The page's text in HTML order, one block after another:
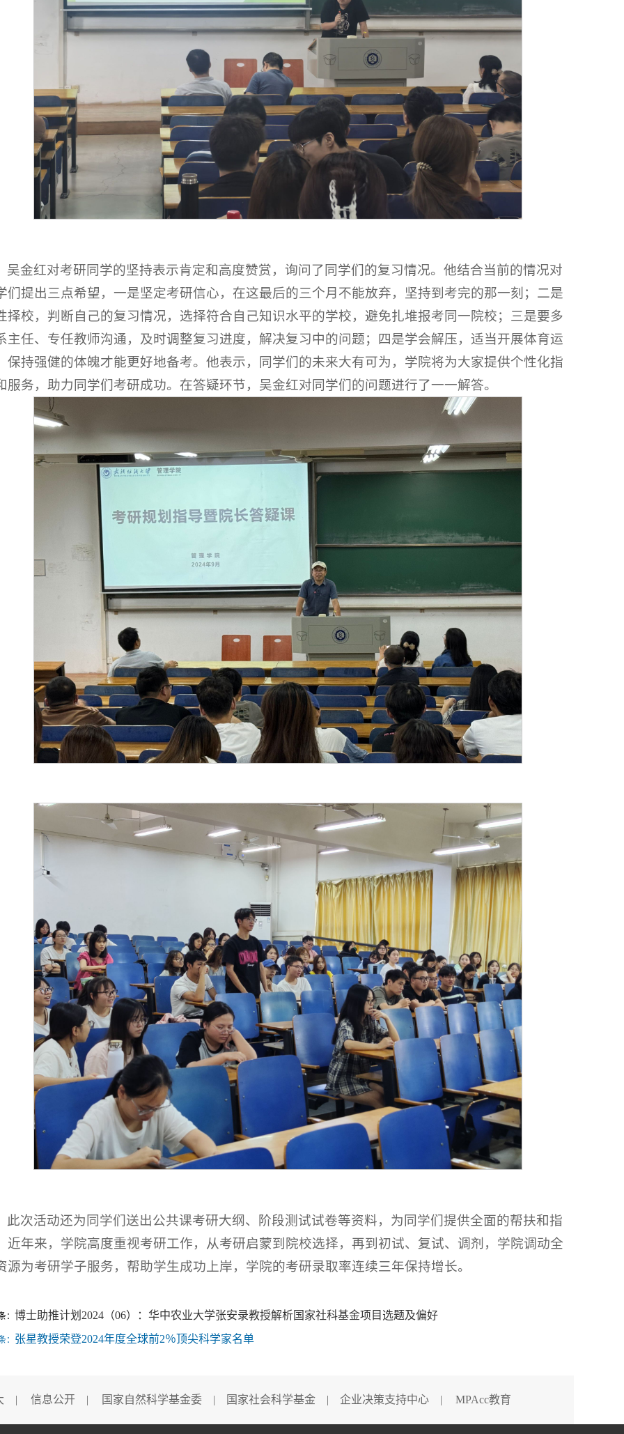
吴金红对考研同学的坚持表示肯定和高度赞赏，询问了同学们的复习情况。他结合当前的情况对
们提出三点希望，一是坚定考研信心，在这最后的三个月不能放弃，坚持到考完的那一刻；二是
择校，判断自己的复习情况，选择符合自己知识水平的学校，避免扎堆报考同一院校；三是要多
主任、专任教师沟通，及时调整复习进度，解决复习中的问题；四是学会解压，适当开展体育运
保持强健的体魄才能更好地备考。他表示，同学们的未来大有可为，学院将为大家提供个性化指
服务，助力同学们考研成功。在答疑环节，吴金红对同学们的问题进行了一一解答。
此次活动还为同学们送出公共课考研大纲、阶段测试试卷等资料，为同学们提供全面的帮扶和指
近年来，学院高度重视考研工作，从考研启蒙到院校选择，再到初试、复试、调剂，学院调动全
源为考研学子服务，帮助学生成功上岸，学院的考研录取率连续三年保持增长。
： 博士助推计划2024（06）：华中农业大学张安录教授解析国家社科基金项目选题及偏好
： 张星教授荣登2024年度全球前2％顶尖科学家名单
| 信息公开 | 国家自然科学基金委 | 国家社会科学基金 | 企业决策支持中心 | MPAcc教育